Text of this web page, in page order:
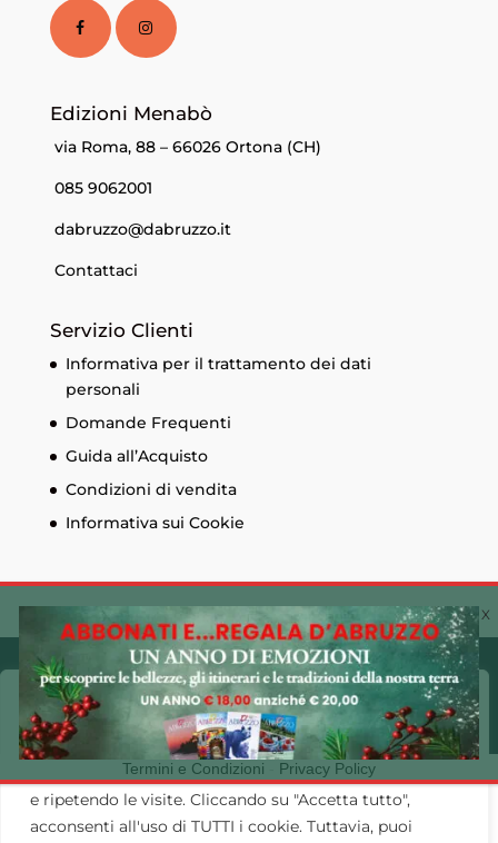
Cookie Policy 🍪
Utilizziamo i cookie sul nostro sito Web per offrirti
l'esperienza più pertinente ricordando le tue preferenze
e ripetendo le visite. Cliccando su "Accetta tutto",
acconsenti all'uso di TUTTI i cookie. Tuttavia, puoi
Edizioni Menabò
via Roma, 88 – 66026 Ortona (CH)
085 9062001
dabruzzo@dabruzzo.it
Contattaci
Servizio Clienti
Informativa per il trattamento dei dati
personali
Domande Frequenti
Guida all’Acquisto
Condizioni di vendita
Informativa sui Cookie
© Edizioni Menabò. Iscrizione al registro delle
imprese di Chieti n. 93573 - Capitale sociale
30.600,00 € - P.I. 01525690697 Made by
CLAC!
Termini e Condizioni Privacy Policy